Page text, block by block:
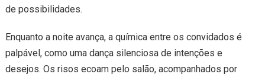
de possibilidades.
Enquanto a noite avança, a química entre os convidados é
palpável, como uma dança silenciosa de intenções e
desejos. Os risos ecoam pelo salão, acompanhados por